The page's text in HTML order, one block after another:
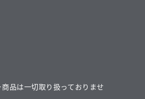
品は一切取り扱っておりませ